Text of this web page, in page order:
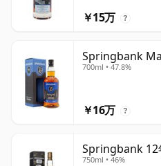
￥15万 ?
Springbank
700ml • 47.8%
￥16万 ?
Springbank 12
750ml • 46%